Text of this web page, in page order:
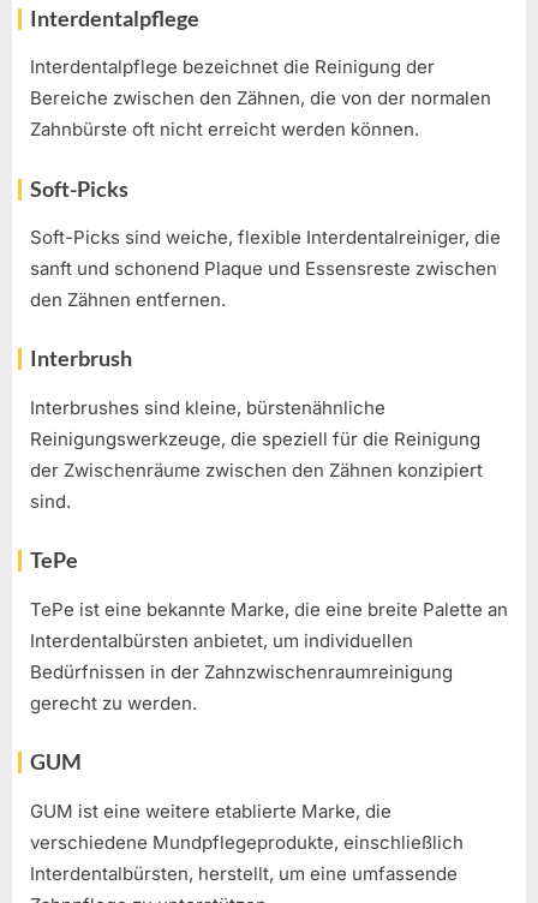
Interdentalpflege
Interdentalpflege bezeichnet die Reinigung der
Bereiche zwischen den Zähnen, die von der normalen
Zahnbürste oft nicht erreicht werden können.
Soft-Picks
Soft-Picks sind weiche, flexible Interdentalreiniger, die
sanft und schonend Plaque und Essensreste zwischen
den Zähnen entfernen.
Interbrush
Interbrushes sind kleine, bürstenähnliche
Reinigungswerkzeuge, die speziell für die Reinigung
der Zwischenräume zwischen den Zähnen konzipiert
sind.
TePe
TePe ist eine bekannte Marke, die eine breite Palette an
Interdentalbürsten anbietet, um individuellen
Bedürfnissen in der Zahnzwischenraumreinigung
gerecht zu werden.
GUM
GUM ist eine weitere etablierte Marke, die
verschiedene Mundpflegeprodukte, einschließlich
Interdentalbürsten, herstellt, um eine umfassende